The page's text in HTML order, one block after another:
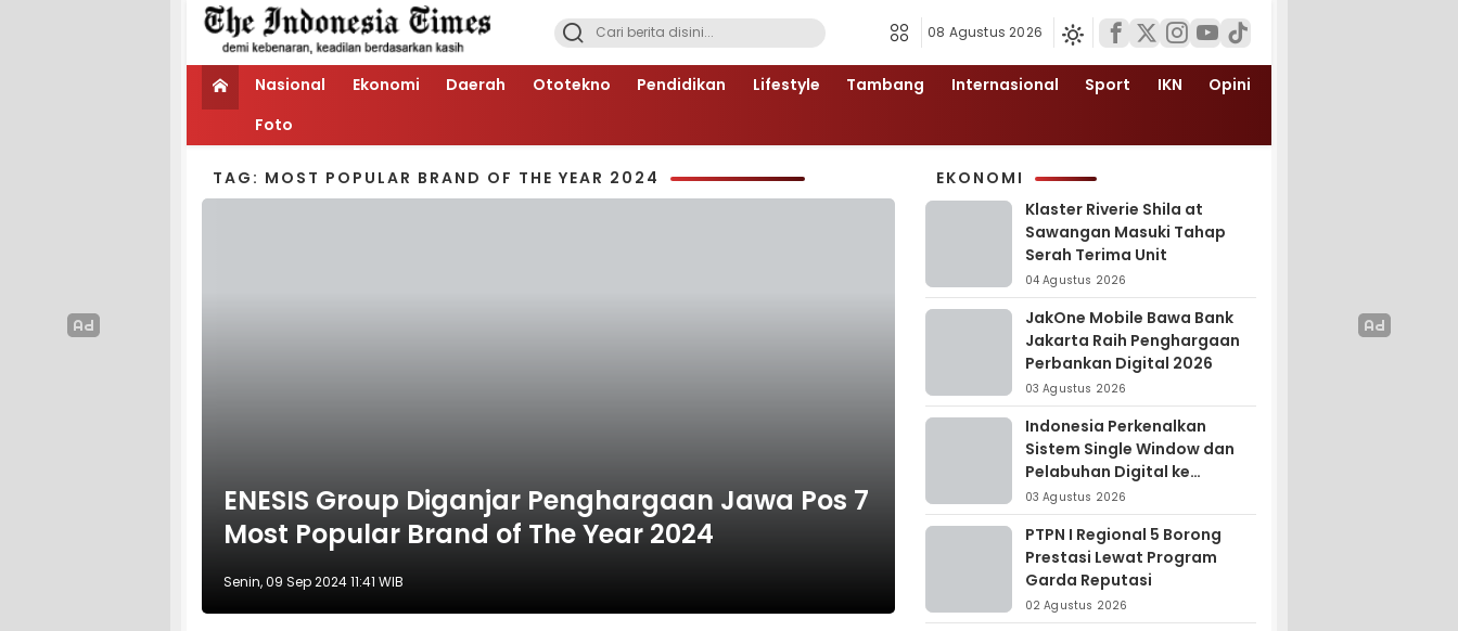
08 Agustus 2026
Nasional Ekonomi Daerah Ototekno Pendidikan Lifestyle Tambang Internasional Sport IKN
Opini
Foto
TAG: MOST POPULAR BRAND OF THE YEAR 2024
ENESIS Group Diganjar Penghargaan Jawa Pos 7
Most Popular Brand of The Year 2024
Senin, 09 Sep 2024 11:41 WIB
EKONOMI
Klaster Riverie Shila at
Sawangan Masuki Tahap
Serah Terima Unit
04 Agustus 2026
JakOne Mobile Bawa Bank
Jakarta Raih Penghargaan
Perbankan Digital 2026
03 Agustus 2026
Indonesia Perkenalkan
Sistem Single Window dan
Pelabuhan Digital ke
Madagaskar
03 Agustus 2026
PTPN I Regional 5 Borong
Prestasi Lewat Program
Garda Reputasi
02 Agustus 2026